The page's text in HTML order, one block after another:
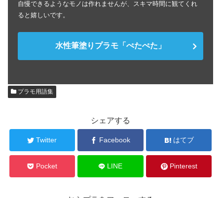
自慢できるようなモノは作れませんが、スキマ時間に観てくれ
ると嬉しいです。
水性筆塗りプラモ「ぺたぺた」
プラモ用語集
シェアする
Twitter Facebook はてブ
Pocket LINE Pinterest